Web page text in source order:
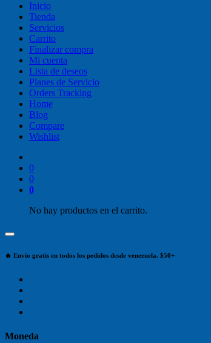
Inicio
Tienda
Servicios
Carrito
Finalizar compra
Mi cuenta
Lista de deseos
Planes de Servicio
Orders Tracking
Home
Blog
Compare
Wishlist
0
0
0
No hay productos en el carrito.
🔥 Envío gratis en todos los pedidos desde venezuela. $50+
Moneda